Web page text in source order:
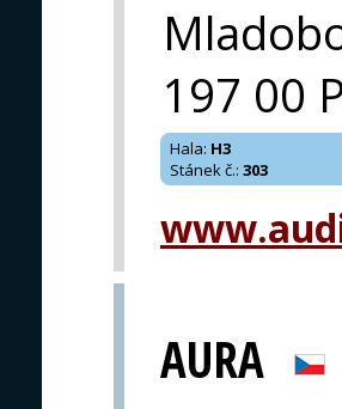
197 00
Hala: H3
Stánek č.: 303
AURA